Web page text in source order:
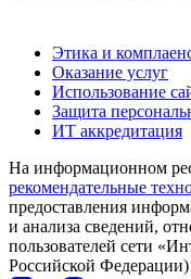
Этика и
Оказание услуг
Использование
Защита
ИТ аккредитация
На информационном
рекомендательные
предоставления
и анализа сведений,
пользователей сети
Российской Федерации)